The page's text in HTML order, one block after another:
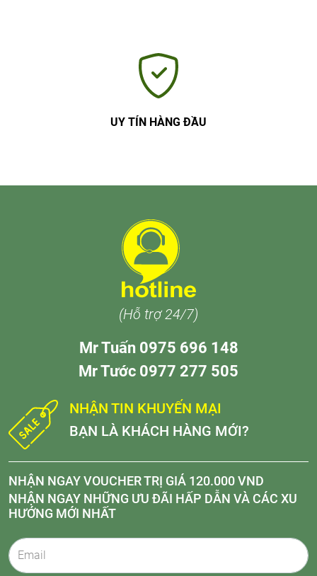
UY TÍN HÀNG ĐẦU
(Hỗ trợ 24/7)
Mr Tuấn 0975 696 148
Mr Tước 0977 277 505
NHẬN TIN KHUYẾN MẠI
BẠN LÀ KHÁCH HÀNG MỚI?
NHẬN NGAY VOUCHER TRỊ GIÁ 120.000 VND
NHẬN NGAY NHỮNG ƯU ĐÃI HẤP DẪN VÀ CÁC XU
HƯỚNG MỚI NHẤT